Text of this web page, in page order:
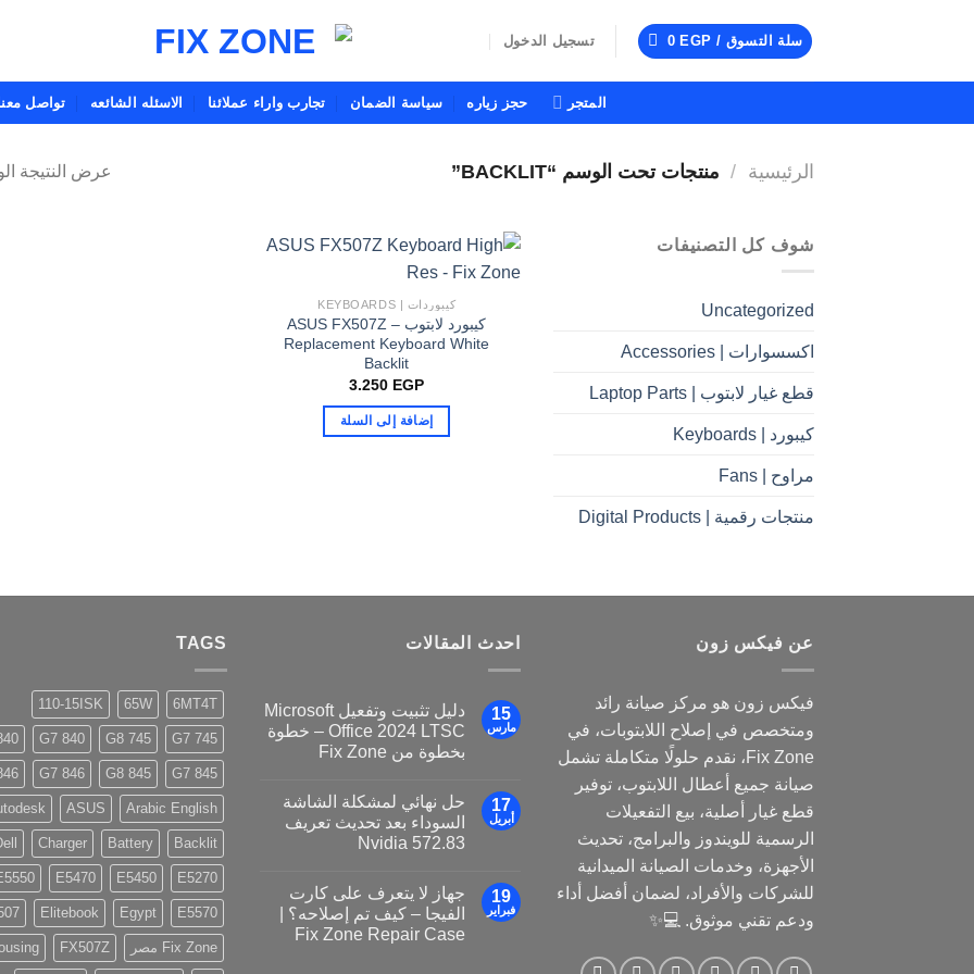
سلة التسوق / 0EGP تسجيل الدخول
المتجر حجز زياره سياسة الضمان تجارب واراء عملائنا الاسئله الشائعه تواصل
الرئيسية / منتجات تحت الوسم “BACKLIT” عرض النتيجة
شوف كل التصنيفات
Uncategorized
اكسسوارات | Accessories
قطع غيار لابتوب | Laptop Parts
كيبورد | Keyboards
مراوح | Fans
منتجات رقمية | Digital Products
كيبوردات | KEYBOARDS
كيبورد لابتوب ASUS FX507Z –
Replacement Keyboard White
Backlit
3.250 EGP
إضافة إلى السلة
عن فيكس زون
فيكس زون هو مركز صيانة رائد
ومتخصص في إصلاح اللابتوبات، في
Fix Zone، نقدم حلولًا متكاملة تشمل
صيانة جميع أعطال اللابتوب، توفير
قطع غيار أصلية، بيع التفعيلات
الرسمية للويندوز والبرامج، تحديث
الأجهزة، وخدمات الصيانة الميدانية
للشركات والأفراد، لضمان أفضل أداء
ودعم تقني موثوق. 💻✨
احدث المقالات
15
مارس
دليل تثبيت وتفعيل Microsoft
Office 2024 LTSC – خطوة
بخطوة من Fix Zone
17
أبريل
حل نهائي لمشكلة الشاشة
السوداء بعد تحديث تعريف
Nvidia 572.83
19
فبراير
جهاز لا يتعرف على كارت
الفيجا – كيف تم إصلاحه؟ |
Fix Zone Repair Case
TAGS
6MT4T
65W
110-15ISK
745 G7
745 G8
840 G7
G8
845 G7
845 G8
846 G7
G8
Arabic English
ASUS
Backlit
Battery
Charger
E5270
E5450
E5470
E5570
Egypt
Elitebook
Fix Zone مصر FX507Z